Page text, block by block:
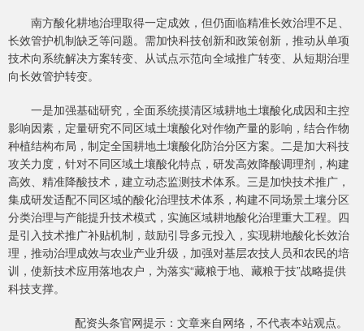
南方酸化耕地治理取得一定成效，但仍面临精准长效治理不足、
长效管护机制缺乏等问题。需加快科技创新和政策创新，推动从单项
技术向系统解决方案转变、从试点示范向全域推广转变、从短期治理
向长效管护转变。
一是加强基础研究，全面系统摸清区域耕地土壤酸化成因和主控
影响因素，定量研究不同区域土壤酸化对作物产量的影响，结合作物
种植结构布局，制定全国耕地土壤酸化防治分区方案。二是加大科技
攻关力度，针对不同区域土壤酸化特点，研发高效降酸调理剂，构建
高效、精准降酸技术，建立动态监测技术体系。三是加快技术推广，
集成研发适配不同区域的酸化治理技术体系，构建不同场景土壤分区
分类治理与产能提升技术模式，实施区域耕地酸化治理重大工程。四
是引入技术推广补贴机制，鼓励引导多元投入，实现耕地酸化长效治
理，推动治理成效与农业产业升级，加强对基层农技人员和农民的培
训，使新技术应用落地农户，为落实“藏粮于地、藏粮于技”战略提供
科技支撑。
配资头条官网提示：文章来自网络，不代表本站观点。